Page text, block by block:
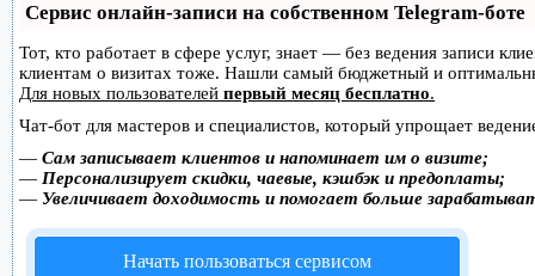
Сервис онлайн-записи на собственном Telegram-боте
Тот, кто работает в сфере услуг, знает — без ведения записи
клиентам о визитах тоже. Нашли самый бюджетный и
Для новых пользователей первый месяц бесплатно.
Чат-бот для мастеров и специалистов, который упрощает
— Сам записывает клиентов и напоминает им о визите;
— Персонализирует скидки, чаевые, кэшбэк и предоплаты;
— Увеличивает доходимость и помогает больше
Начать пользоваться сервисом